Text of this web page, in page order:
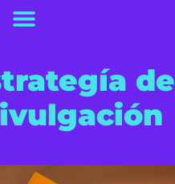
de